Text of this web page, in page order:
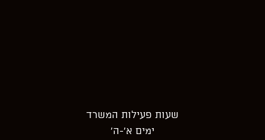
שעות פעילות המשרד
ימים א’-ה’